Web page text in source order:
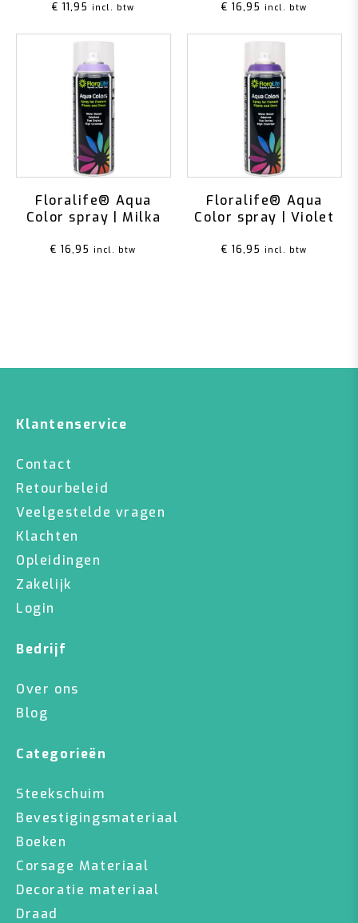
€ 11,95 incl. btw € 16,95 incl. btw
Floralife® Aqua
Color spray | Milka
€ 16,95 incl. btw
Floralife® Aqua
Color spray | Violet
€ 16,95 incl. btw
Klantenservice
Contact
Retourbeleid
Veelgestelde vragen
Klachten
Opleidingen
Zakelijk
Login
Bedrijf
Over ons
Blog
Categorieën
Steekschuim
Bevestigingsmateriaal
Boeken
Corsage Materiaal
Decoratie materiaal
Draad